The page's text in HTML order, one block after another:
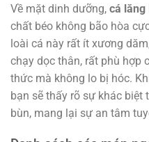
Về mặt dinh dưỡng, cá lăng
chất béo không bão hòa
loài cá này rất ít xương
chạy dọc thân, rất phù hợp
thức mà không lo bị hóc.
bạn sẽ thấy rõ sự khác
bùn, mang lại sự an tâm